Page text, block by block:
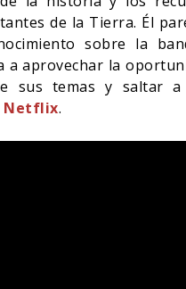
de la Tierra. Él
sobre la
a aprovechar la
sus temas y saltar
Netflix.